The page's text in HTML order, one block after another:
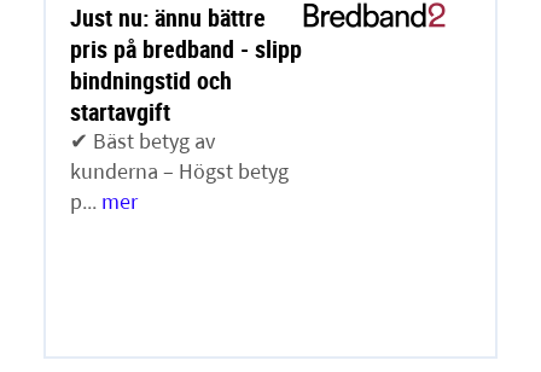
Just nu: ännu bättre
pris på bredband - slipp
bindningstid och
startavgift
✔ Bäst betyg av
kunderna – Högst betyg
p... mer